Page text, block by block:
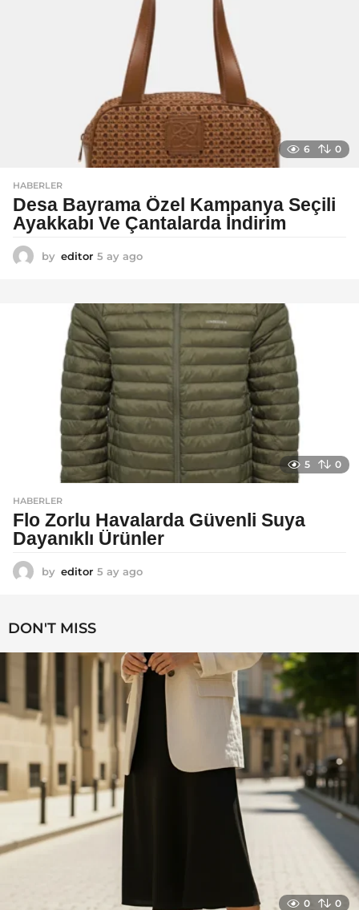
6 0
HABERLER
Desa Bayrama Özel Kampanya Seçili
Ayakkabı Ve Çantalarda İndirim
by editor 5 ay ago
a
g
o
5 0
HABERLER
Flo Zorlu Havalarda Güvenli Suya
Dayanıklı Ürünler
by editor 5 ay ago
DON'T MISS
0 0